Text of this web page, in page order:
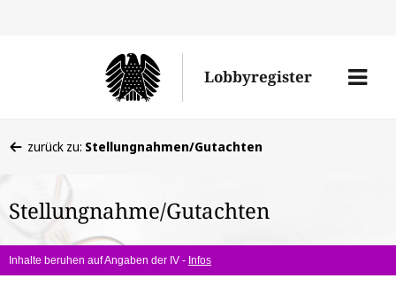
Lobbyregister
Menü
befinden
hier:
zurück zu: Stellungnahmen/Gutachten
Stellungnahme/Gutachten
Inhalte beruhen auf Angaben der IV - Infos